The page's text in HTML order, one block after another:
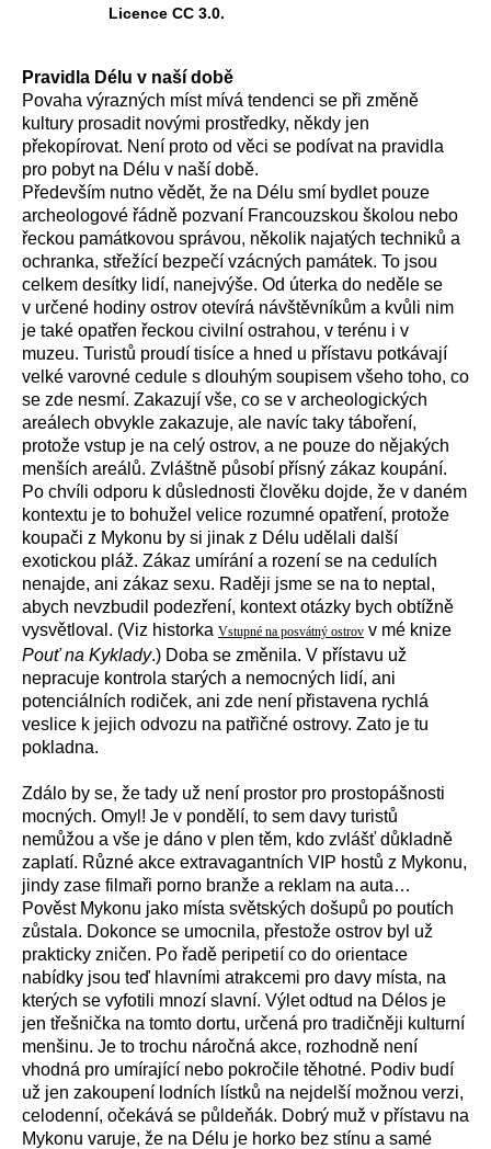
Licence CC 3.0.
Pravidla Délu v naší době
Povaha výrazných míst mívá tendenci se při změně
kultury prosadit novými prostředky, někdy jen
překopírovat. Není proto od věci se podívat na pravidla
pro pobyt na Délu v naší době.
Především nutno vědět, že na Délu smí bydlet pouze
archeologové řádně pozvaní Francouzskou školou nebo
řeckou památkovou správou, několik najatých techniků a
ochranka, střežící bezpečí vzácných památek. To jsou
celkem desítky lidí, nanejvýše. Od úterka do neděle se
v určené hodiny ostrov otevírá návštěvníkům a kvůli nim
je také opatřen řeckou civilní ostrahou, v terénu i v
muzeu. Turistů proudí tisíce a hned u přístavu potkávají
velké varovné cedule s dlouhým soupisem všeho toho, co
se zde nesmí. Zakazují vše, co se v archeologických
areálech obvykle zakazuje, ale navíc taky táboření,
protože vstup je na celý ostrov, a ne pouze do nějakých
menších areálů. Zvláštně působí přísný zákaz koupání.
Po chvíli odporu k důslednosti člověku dojde, že v daném
kontextu je to bohužel velice rozumné opatření, protože
koupači z Mykonu by si jinak z Délu udělali další
exotickou pláž. Zákaz umírání a rození se na cedulích
nenajde, ani zákaz sexu. Raději jsme se na to neptal,
abych nevzbudil podezření, kontext otázky bych obtížně
vysvětloval. (Viz historka Vstupné na posvátný ostrov v mé knize
Pouť na Kyklady.) Doba se změnila. V přístavu už
nepracuje kontrola starých a nemocných lidí, ani
potenciálních rodiček, ani zde není přistavena rychlá
veslice k jejich odvozu na patřičné ostrovy. Zato je tu
pokladna.
Zdálo by se, že tady už není prostor pro prostopášnosti
mocných. Omyl! Je v pondělí, to sem davy turistů
nemůžou a vše je dáno v plen těm, kdo zvlášť důkladně
zaplatí. Různé akce extravagantních VIP hostů z Mykonu,
jindy zase filmaři porno branže a reklam na auta…
Pověst Mykonu jako místa světských došupů po poutích
zůstala. Dokonce se umocnila, přestože ostrov byl už
prakticky zničen. Po řadě peripetií co do orientace
nabídky jsou teď hlavními atrakcemi pro davy místa, na
kterých se vyfotili mnozí slavní. Výlet odtud na Délos je
jen třešnička na tomto dortu, určená pro tradičněji kulturní
menšinu. Je to trochu náročná akce, rozhodně není
vhodná pro umírající nebo pokročile těhotné. Podiv budí
už jen zakoupení lodních lístků na nejdelší možnou verzi,
celodenní, očekává se půldeňák. Dobrý muž v přístavu na
Mykonu varuje, že na Délu je horko bez stínu a samé